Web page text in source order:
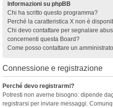
Informazioni su phpBB
Chi ha scritto questo programma?
Perché la caratteristica X non è
Chi devo contattare per segnalare
concernenti questa Board?
Come posso contattare un
Connessione e registrazione
Perché devo registrarmi?
Potresti non averne bisogno: dipende
registrarsi per inviare messaggi.